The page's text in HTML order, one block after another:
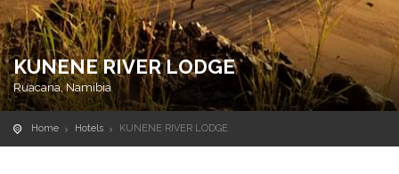
KUNENE RIVER LODGE
Ruacana, Namibia
Home Hotels KUNENE RIVER LODGE